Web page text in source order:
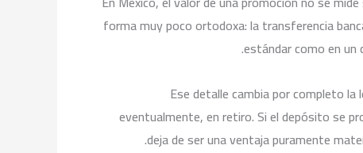
forma muy poco ortodoxa: la transferencia
estándar como en un
Ese detalle cambia por completo
eventualmente, en retiro. Si el depósito se
deja de ser una ventaja puramente